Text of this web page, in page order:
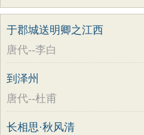
于郡城送明卿之江西
唐代--李白
到泽州
唐代--杜甫
长相思·秋风清